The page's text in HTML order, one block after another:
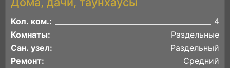
Кол. ком.:
4
Комнаты:
Раздельные
Сан. узел:
Раздельный
Ремонт:
Средний